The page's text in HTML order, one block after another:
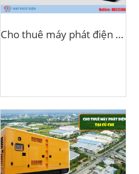
Cho thuê máy phát điện Cummins